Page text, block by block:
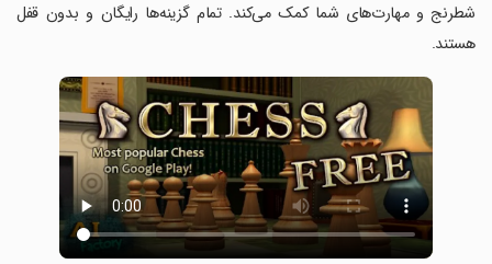
شطرنج و مهارت‌های شما کمک می‌کند. تمام گزینه‌ها رایگان و بدون قفل
هستند.